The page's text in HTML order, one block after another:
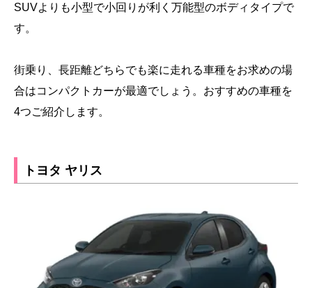
SUVよりも小型で小回りが利く万能型のボディタイプで
す。
街乗り、長距離どちらでも楽に走れる車種をお求めの場
合はコンパクトカーが最適でしょう。おすすめの車種を
4つご紹介します。
トヨタ ヤリス